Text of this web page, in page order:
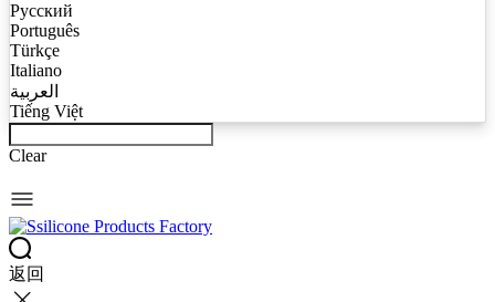
Русский
Português
Türkçe
Italiano
العربية
Tiếng Việt
Clear
返回